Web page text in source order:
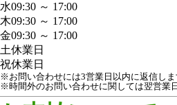
水09:30 ～ 17:00
木09:30 ～ 17:00
金09:30 ～ 17:00
土休業日
祝休業日
※お問い合わせには3営業日以内に返信しま
※時間外のお問い合わせに関しては翌営業